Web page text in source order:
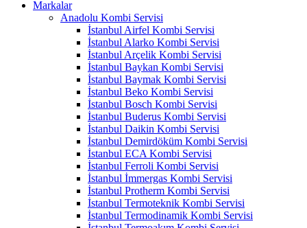
Markalar
Anadolu Kombi Servisi
İstanbul Airfel Kombi Servisi
İstanbul Alarko Kombi Servisi
İstanbul Arçelik Kombi Servisi
İstanbul Baykan Kombi Servisi
İstanbul Baymak Kombi Servisi
İstanbul Beko Kombi Servisi
İstanbul Bosch Kombi Servisi
İstanbul Buderus Kombi Servisi
İstanbul Daikin Kombi Servisi
İstanbul Demirdöküm Kombi Servisi
İstanbul ECA Kombi Servisi
İstanbul Ferroli Kombi Servisi
İstanbul İmmergas Kombi Servisi
İstanbul Protherm Kombi Servisi
İstanbul Termoteknik Kombi Servisi
İstanbul Termodinamik Kombi Servisi